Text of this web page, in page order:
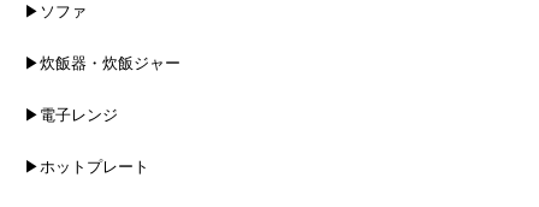
▶ソファ
▶炊飯器・炊飯ジャー
▶電子レンジ
▶ホットプレート